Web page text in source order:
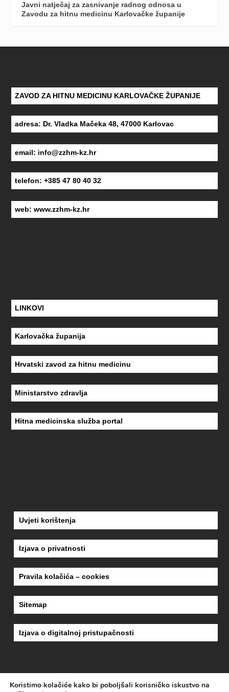
Javni natječaj za zasnivanje radnog odnosa u
Zavodu za hitnu medicinu Karlovačke županije
ZAVOD ZA HITNU MEDICINU KARLOVAČKE ŽUPANIJE
adresa: Dr. Vladka Mačeka 48, 47000 Karlovac
email: info@zzhm-kz.hr
telefon: +385 47 80 40 32
web:www.zzhm-kz.hr
LINKOVI
Karlovačka županija
Hrvatski zavod za hitnu medicinu
Ministarstvo zdravlja
Hitna medicinska služba portal
Uvjeti korištenja
Izjava o privatnosti
Pravila kolačića – cookies
Sitemap
Izjava o digitalnoj pristupačnosti
dizajnMEDIA-MET| copyright 2018ZAVOD ZA HITNU MEDICINU KARLOVAČKE
Koristimo kolačiće kako bi poboljšali korisničko iskustvo na